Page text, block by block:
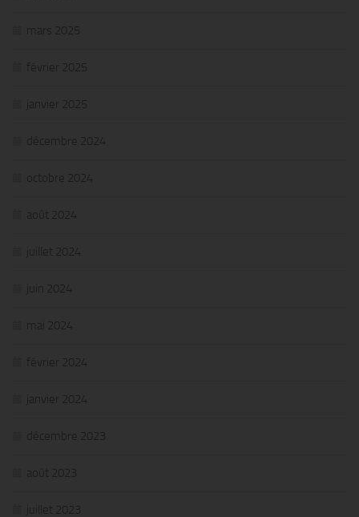
mars 2025
février 2025
janvier 2025
décembre 2024
octobre 2024
août 2024
juillet 2024
juin 2024
mai 2024
février 2024
janvier 2024
décembre 2023
août 2023
juillet 2023